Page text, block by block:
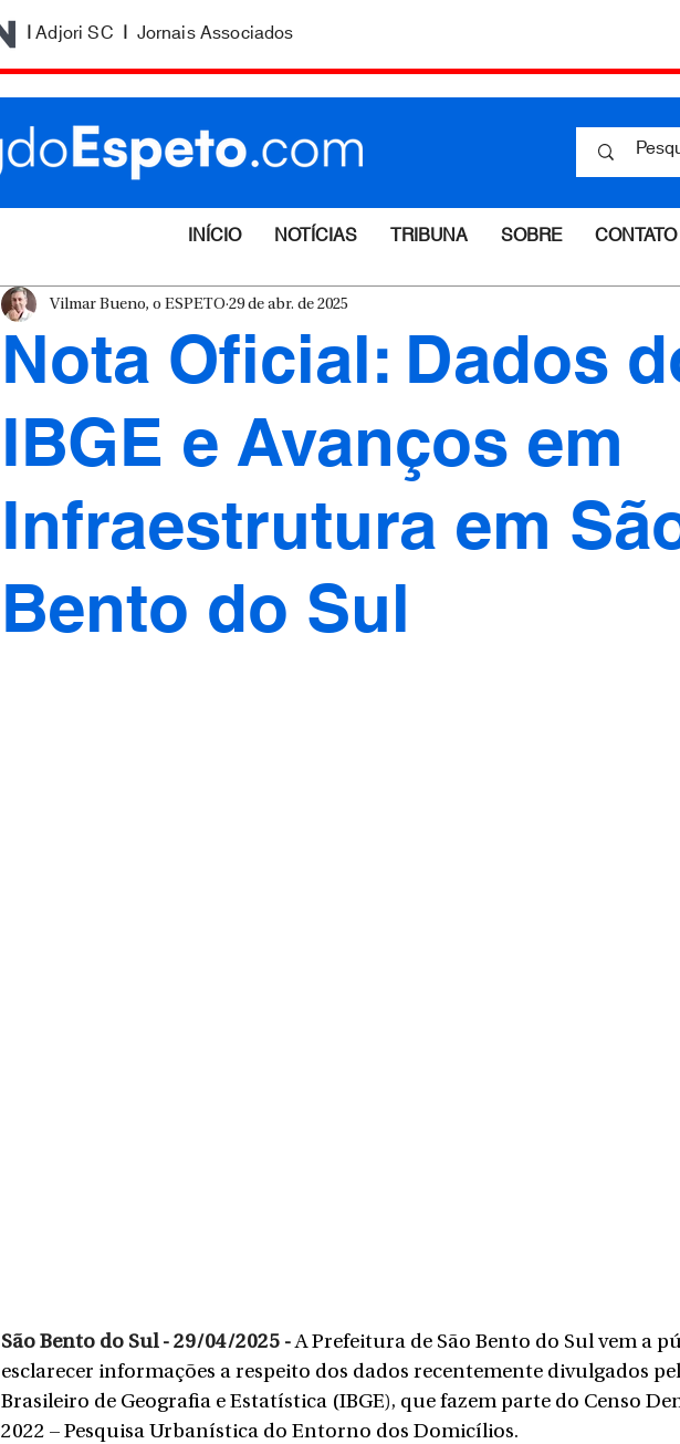
|Adjori SC | Jornais Associados
INÍCIO NOTÍCIAS TRIBUNA SOBRE CONTATO
Nota Oficial: Dados
IBGE e Avanços em
Infraestrutura em
Bento do Sul
Vilmar Bueno, o ESPETO 29 de abr. de 2025
São Bento do Sul - 29/04/2025 - A Prefeitura de São Bento do Sul vem a
esclarecer informações a respeito dos dados recentemente divulgados
Brasileiro de Geografia e Estatística (IBGE), que fazem parte do Censo
2022 – Pesquisa Urbanística do Entorno dos Domicílios.